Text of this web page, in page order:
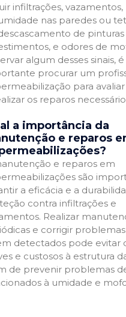
infiltrações,
nas paredes ou
de pinturas
e odores de
algum desses sinais, é
procurar um
para avaliar
os reparos
a importância da
e reparos
e reparos em
são
a eficácia e a
contra infiltrações e
Realizar
e corrigir
detectados pode evitar
e custosos à estrutura
de prevenir problemas
à umidade e